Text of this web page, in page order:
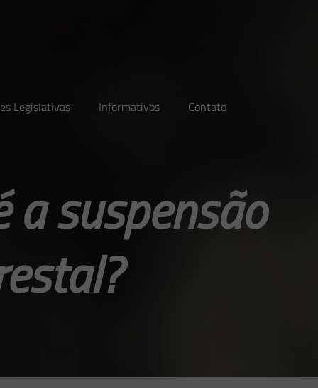
Legislativas Informativos Contato
a suspensão